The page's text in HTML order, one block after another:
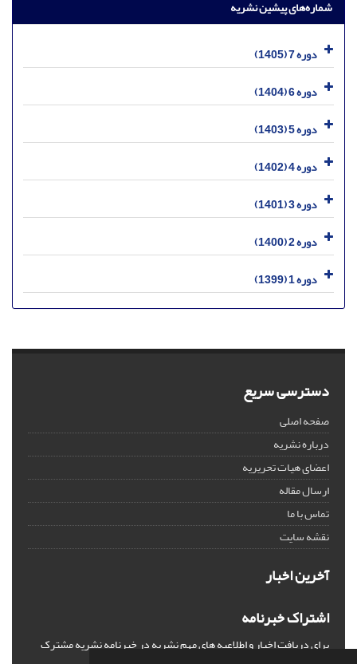
شماره‌های پیشین نشریه
دوره 7 (1405)
دوره 6 (1404)
دوره 5 (1403)
دوره 4 (1402)
دوره 3 (1401)
دوره 2 (1400)
دوره 1 (1399)
دسترسی سریع
صفحه اصلی
درباره نشریه
اعضای هیات تحریریه
ارسال مقاله
تماس با ما
نقشه سایت
آخرین اخبار
اشتراک خبرنامه
برای دریافت اخبار و اطلاعیه های مهم نشریه در خبرنامه نشریه مشترک